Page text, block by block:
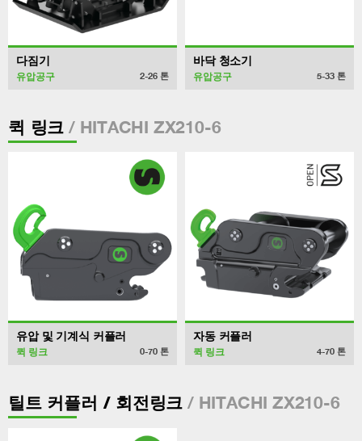
다짐기
유압공구 2-26 톤
바닥 청소기
유압공구 5-33 톤
퀵 링크 / HITACHI ZX210-6
유압 및 기계식 커플러
퀵 링크 0-70 톤
자동 커플러
퀵 링크 4-70 톤
틸트 커플러 / 회전링크 / HITACHI ZX210-6